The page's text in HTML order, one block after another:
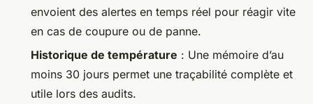
envoient des alertes en temps réel pour réagir vite
en cas de coupure ou de panne.
Historique de température : Une mémoire d’au
moins 30 jours permet une traçabilité complète et
utile lors des audits.